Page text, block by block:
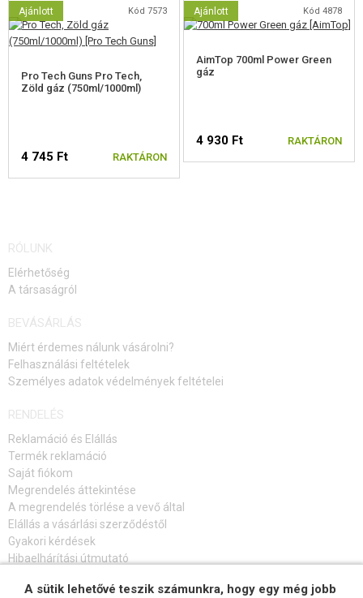
Ajánlott Kód 7573
Pro Tech Guns Pro Tech,
Zöld gáz (750ml/1000ml)
4 745 Ft RAKTÁRON
Ajánlott Kód 4878
AimTop 700ml Power Green
gáz
4 930 Ft RAKTÁRON
RÓLUNK
Elérhetőség
A társaságról
BEVÁSÁRLÁS
Miért érdemes nálunk vásárolni?
Felhasználási feltételek
Személyes adatok védelmények feltételei
RENDELÉS
Reklamáció és Elállás
Termék reklamáció
Saját fiókom
Megrendelés áttekintése
A megrendelés törlése a vevő által
Elállás a vásárlási szerződéstől
Gyakori kérdések
Hibaelhárítási útmutató
FELIRATKOZÁS HÍRLEVÉLRE
A sütik lehetővé teszik számunkra, hogy egy még jobb